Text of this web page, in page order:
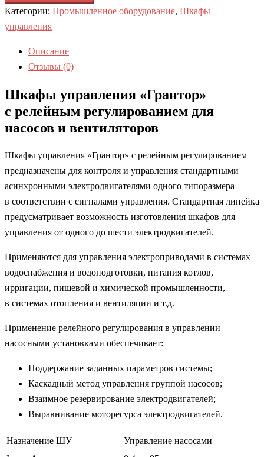
Категории: Промышленное оборудование, Шкафы
управления
Описание
Отзывы (0)
Шкафы управления «Грантор»
с релейным регулированием для
насосов и вентиляторов
Шкафы управления «Грантор» с релейным регулированием
предназначены для контроля и управления стандартными
асинхронными электродвигателями одного типоразмера
в соответствии с сигналами управления. Стандартная линейка
предусматривает возможность изготовления шкафов для
управления от одного до шести электродвигателей.
Применяются для управления электроприводами в системах
водоснабжения и водоподготовки, питания котлов,
ирригации, пищевой и химической промышленности,
в системах отопления и вентиляции и т.д.
Применение релейного регулирования в управлении
насосными установками обеспечивает:
Поддержание заданных параметров системы;
Каскадный метод управления группой насосов;
Взаимное резервирование электродвигателей;
Выравнивание моторесурса электродвигателей.
Назначение ШУ
Управление насосами